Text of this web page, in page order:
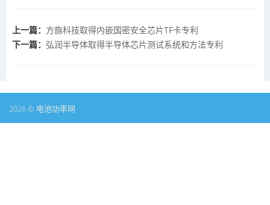
上一篇： 方旆科技取得内嵌国密安全芯片TF卡专利
下一篇： 弘润半导体取得半导体芯片测试系统和方法专利
2026 © 电池功率网